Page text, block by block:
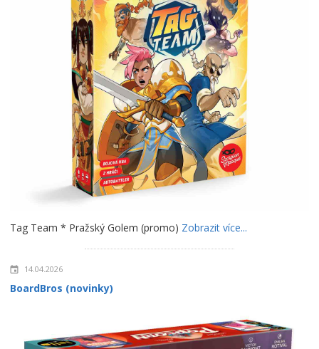
Tag Team * Pražský Golem (promo) Zobrazit více...
14.04.2026
BoardBros (novinky)